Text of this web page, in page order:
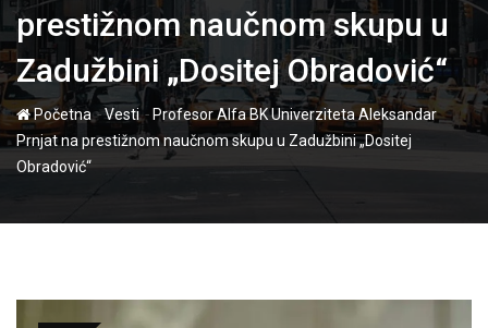
prestižnom naučnom skupu u
Zadužbini „Dositej Obradović“
Početna-Vesti- Profesor Alfa BK Univerziteta Aleksandar
Prnjat na prestižnom naučnom skupu u Zadužbini „Dositej
Obradović“